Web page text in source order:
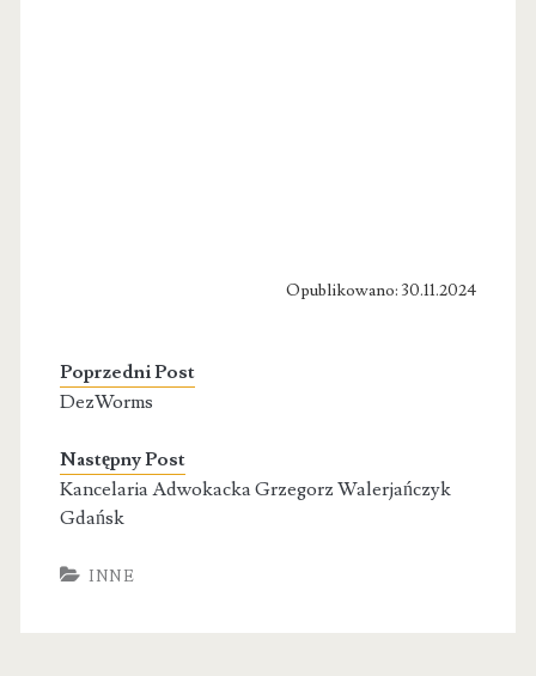
Opublikowano: 30.11.2024
Poprzedni Post
DezWorms
Następny Post
Kancelaria Adwokacka Grzegorz Walerjańczyk
Gdańsk
INNE